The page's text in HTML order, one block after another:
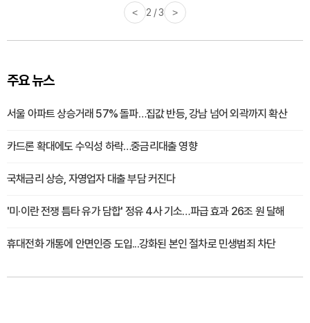
< 3 / 3 >
주요 뉴스
서울 아파트 상승거래 57% 돌파…집값 반등, 강남 넘어 외곽까지 확산
카드론 확대에도 수익성 하락…중금리대출 영향
국채금리 상승, 자영업자 대출 부담 커진다
'미·이란 전쟁 틈타 유가 담합' 정유 4사 기소…파급 효과 26조 원 달해
휴대전화 개통에 안면인증 도입...강화된 본인 절차로 민생범죄 차단